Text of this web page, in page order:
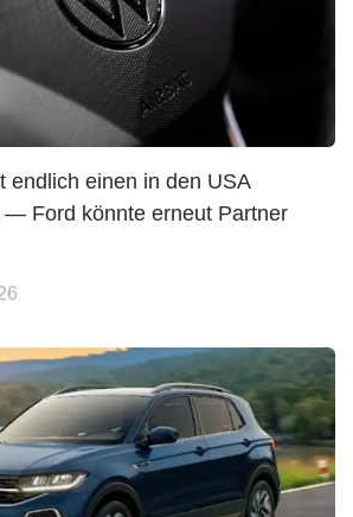
endlich einen in den USA
— Ford könnte erneut Partner